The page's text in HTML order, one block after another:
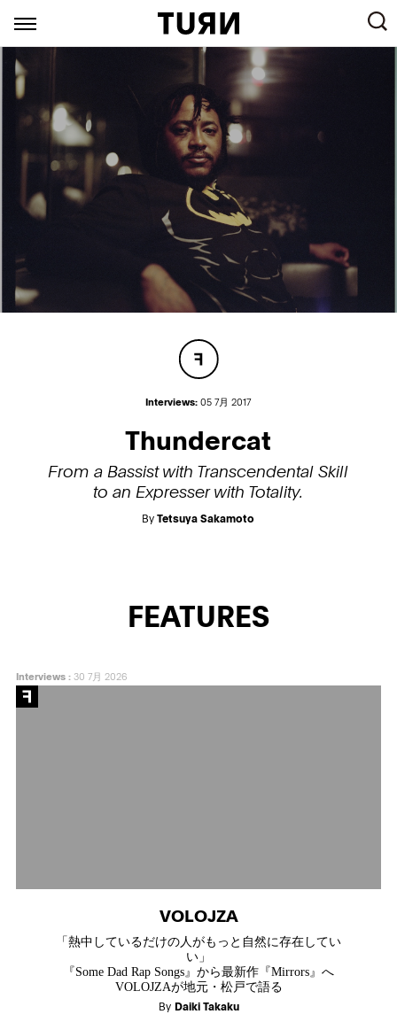
Interviews: 05 7月 2017
Thundercat
From a Bassist with Transcendental Skill
to an Expresser with Totality.
ByTetsuya Sakamoto
FEATURES
Interviews:30 7月 2026
VOLOJZA
「熱中しているだけの人がもっと自然に存在してい
い」
『Some Dad Rap Songs』から最新作『Mirrors』へ
VOLOJZAが地元・松戸で語る
By Daiki Takaku